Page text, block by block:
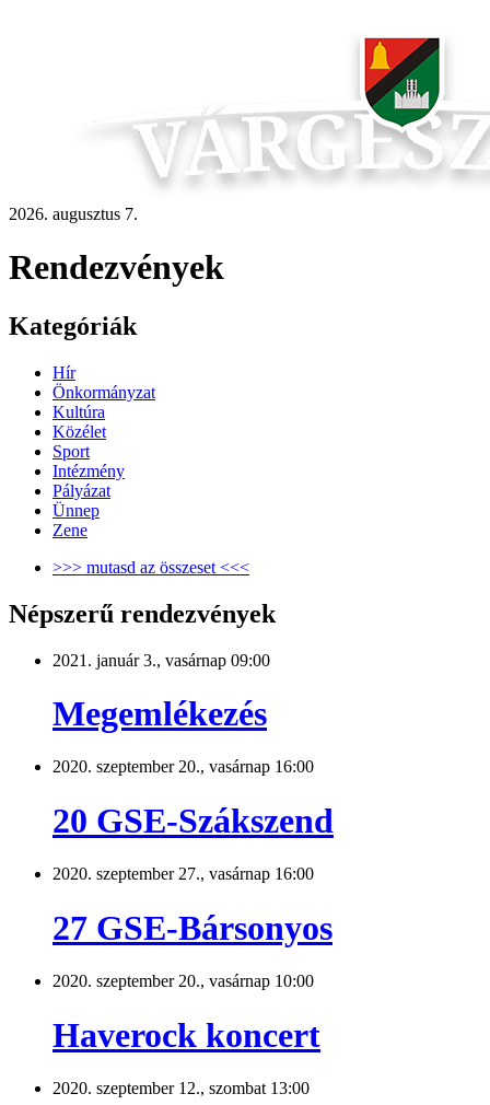
2026. augusztus 7.
Rendezvények
Kategóriák
Hír
Önkormányzat
Kultúra
Közélet
Sport
Intézmény
Pályázat
Ünnep
Zene
>>> mutasd az összeset <<<
Népszerű rendezvények
2021. január 3., vasárnap 09:00
Megemlékezés
2020. szeptember 20., vasárnap 16:00
20 GSE-Szákszend
2020. szeptember 27., vasárnap 16:00
27 GSE-Bársonyos
2020. szeptember 20., vasárnap 10:00
Haverock koncert
2020. szeptember 12., szombat 13:00